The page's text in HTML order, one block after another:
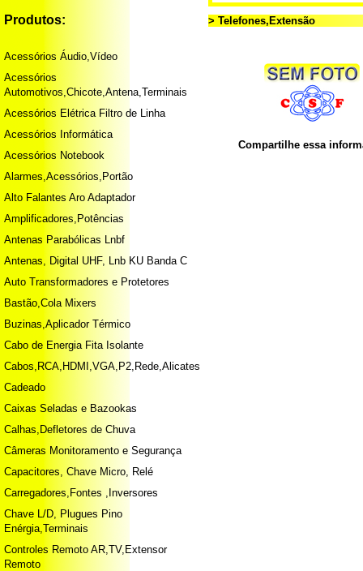
Produtos:
Acessórios Áudio,Vídeo
Acessórios
Automotivos,Chicote,Antena,Terminais
Acessórios Elétrica Filtro de Linha
Acessórios Informática
Acessórios Notebook
Alarmes,Acessórios,Portão
Alto Falantes Aro Adaptador
Amplificadores,Potências
Antenas Parabólicas Lnbf
Antenas, Digital UHF, Lnb KU Banda C
Auto Transformadores e Protetores
Bastão,Cola Mixers
Buzinas,Aplicador Térmico
Cabo de Energia Fita Isolante
Cabos,RCA,HDMI,VGA,P2,Rede,Alicates
Cadeado
Caixas Seladas e Bazookas
Calhas,Defletores de Chuva
Câmeras Monitoramento e Segurança
Capacitores, Chave Micro, Relé
Carregadores,Fontes ,Inversores
Chave L/D, Plugues Pino
Enérgia,Terminais
Controles Remoto AR,TV,Extensor
Remoto
> Telefones,Extensão
Compartilhe essa